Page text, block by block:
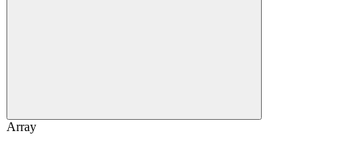
Array